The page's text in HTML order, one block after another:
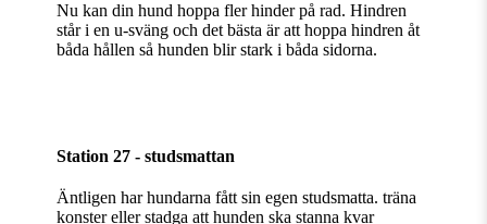
Nu kan din hund hoppa fler hinder på rad. Hindren
står i en u-sväng och det bästa är att hoppa hindren åt
båda hållen så hunden blir stark i båda sidorna.
Station 27 - studsmattan
Äntligen har hundarna fått sin egen studsmatta. träna
konster eller stadga att hunden ska stanna kvar